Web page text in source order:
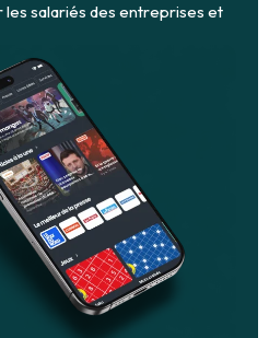
salariés des entreprises et